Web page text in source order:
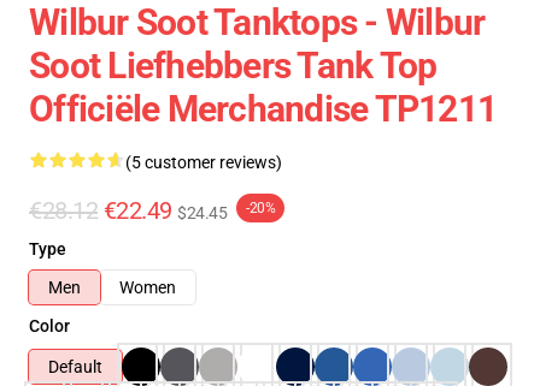
Wilbur Soot Tanktops - Wilbur
Soot Liefhebbers Tank Top
Officiële Merchandise TP1211
(5 customer reviews)
€28.12 €22.49 $24.45 -20%
Type
Men
Women
Color
Default